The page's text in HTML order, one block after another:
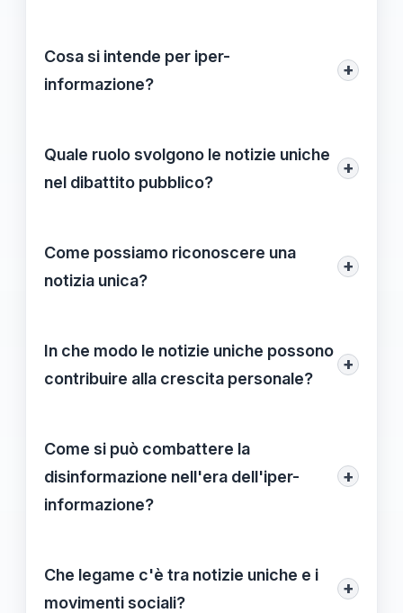
analizzare le connessioni e adottare
un'attitudine flessibile rispetto
Cosa si intende per iper-
informazione?
+
sovrabbondanza di informazioni
disponibili, che può rendere difficile
Quale ruolo svolgono le notizie uniche
nel dibattito pubblico?
+
per discussioni più profonde su temi
cruciali, spesso mettendo in luce questioni
Come possiamo riconoscere una
notizia unica?
+
saper valutare la sua originalità, la
profondità del contenuto e l'impatto
In che modo le notizie uniche possono
contribuire alla crescita personale?
+
critico, incoraggiando a riflettere su
questioni complesse e a esaminare
diverse prospettive, contribuendo così alla
Come si può combattere la
disinformazione nell'era dell'iper-
informazione?
+
un'analisi critica delle fonti e l'impegno nel
confrontarsi con informazioni di qualità e
Che legame c'è tra notizie uniche e i
movimenti sociali?
+